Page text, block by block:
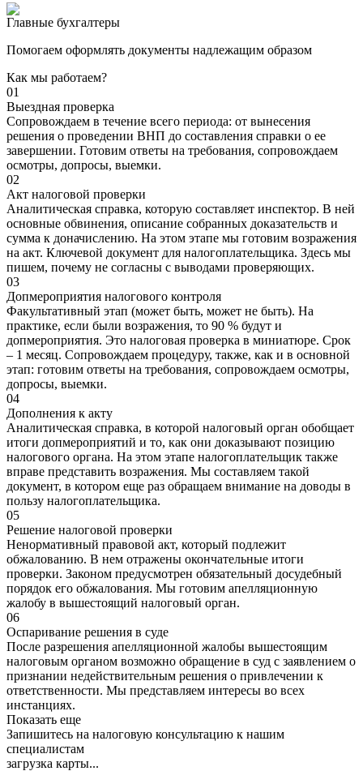
Главные бухгалтеры
Помогаем оформлять документы надлежащим образом
Как мы работаем?
01
Выездная проверка
Сопровождаем в течение всего периода: от вынесения
решения о проведении ВНП до составления справки о ее
завершении. Готовим ответы на требования, сопровождаем
осмотры, допросы, выемки.
02
Акт налоговой проверки
Аналитическая справка, которую составляет инспектор. В ней
основные обвинения, описание собранных доказательств и
сумма к доначислению. На этом этапе мы готовим возражения
на акт. Ключевой документ для налогоплательщика. Здесь мы
пишем, почему не согласны с выводами проверяющих.
03
Допмероприятия налогового контроля
Факультативный этап (может быть, может не быть). На
практике, если были возражения, то 90 % будут и
допмероприятия. Это налоговая проверка в миниатюре. Срок
– 1 месяц. Сопровождаем процедуру, также, как и в основной
этап: готовим ответы на требования, сопровождаем осмотры,
допросы, выемки.
04
Дополнения к акту
Аналитическая справка, в которой налоговый орган обобщает
итоги допмероприятий и то, как они доказывают позицию
налогового органа. На этом этапе налогоплательщик также
вправе представить возражения. Мы составляем такой
документ, в котором еще раз обращаем внимание на доводы в
пользу налогоплательщика.
05
Решение налоговой проверки
Ненормативный правовой акт, который подлежит
обжалованию. В нем отражены окончательные итоги
проверки. Законом предусмотрен обязательный досудебный
порядок его обжалования. Мы готовим апелляционную
жалобу в вышестоящий налоговый орган.
06
Оспаривание решения в суде
После разрешения апелляционной жалобы вышестоящим
налоговым органом возможно обращение в суд с заявлением о
признании недействительным решения о привлечении к
ответственности. Мы представляем интересы во всех
инстанциях.
Показать еще
Запишитесь на налоговую консультацию к нашим
специалистам
загрузка карты...